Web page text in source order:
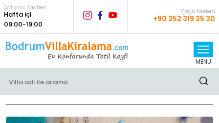
Çalışma Saatleri
Hafta içi
09:00-19:00
Çağrı Merkezi
+90 252 319 35 30
MENU